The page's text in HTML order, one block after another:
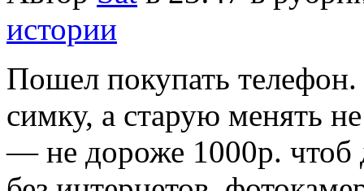
истории
Пошел покупать
симку, а старую менять
— не дороже 1000р. чтоб